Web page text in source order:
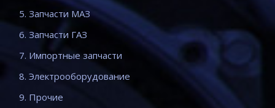
5. Запчасти МАЗ
6. Запчасти ГАЗ
7. Импортные запчасти
8. Электрооборудование
9. Прочие